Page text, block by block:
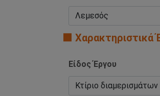
🟧 Χαρακτηριστικά
Είδος Έργου